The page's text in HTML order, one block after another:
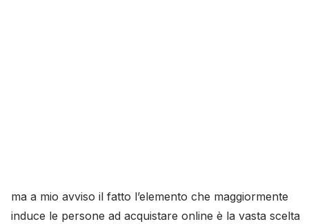
ma a mio avviso il fatto l’elemento che maggiormente
induce le persone ad acquistare online è la vasta scelta